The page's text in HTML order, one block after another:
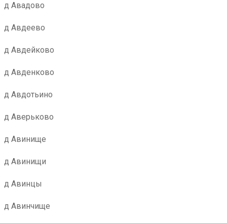
д Авадово
д Авдеево
д Авдейково
д Авденково
д Авдотьино
д Аверьково
д Авинище
д Авинищи
д Авинцы
д Авинчище